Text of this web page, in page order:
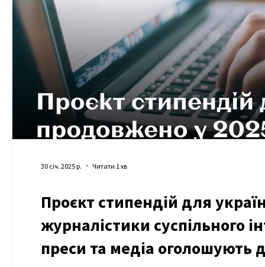
Проєкт стипендій для
журналістики суспільного
преси та медіа оголошують
30 січ. 2025 р. Читати 1 хв